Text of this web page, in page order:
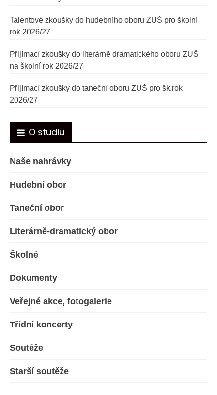
Talentové zkoušky do hudebního oboru ZUŠ pro školní
rok 2026/27
Přijímací zkoušky do literárně dramatického oboru ZUŠ
na školní rok 2026/27
Přijímací zkoušky do taneční oboru ZUŠ pro šk.rok
2026/27
O studiu
Naše nahrávky
Hudební obor
Taneční obor
Literárně-dramatický obor
Školné
Dokumenty
Veřejné akce, fotogalerie
Třídní koncerty
Soutěže
Starší soutěže